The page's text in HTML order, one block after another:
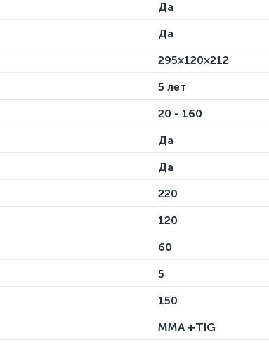
Да
Да
295×120×212
5 лет
20 - 160
Да
Да
220
120
60
5
150
MMA +TIG